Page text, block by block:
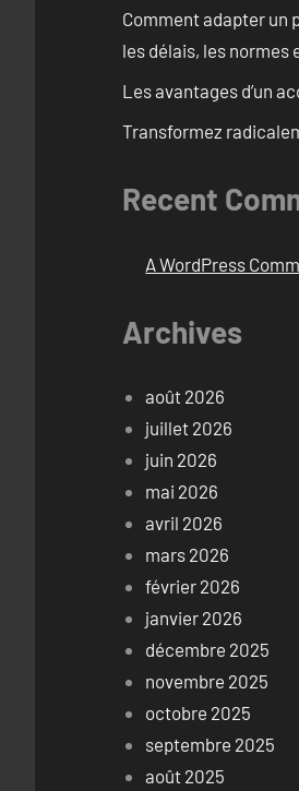
Comment adapter un
les délais, les normes
Les avantages d’un
Transformez
Recent
A WordPress
Archives
août 2026
juillet 2026
juin 2026
mai 2026
avril 2026
mars 2026
février 2026
janvier 2026
décembre 2025
novembre 2025
octobre 2025
septembre 2025
août 2025